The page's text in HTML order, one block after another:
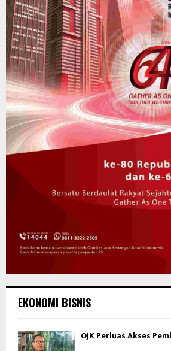
EKONOMI BISNIS
OJK Perluas Akses